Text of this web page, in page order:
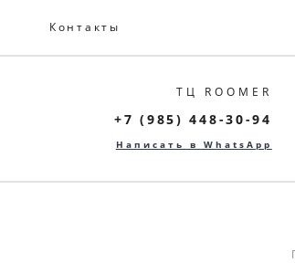
Контакты
ТЦ ROOMER
+7 (985) 448-30-94
Написать в WhatsApp